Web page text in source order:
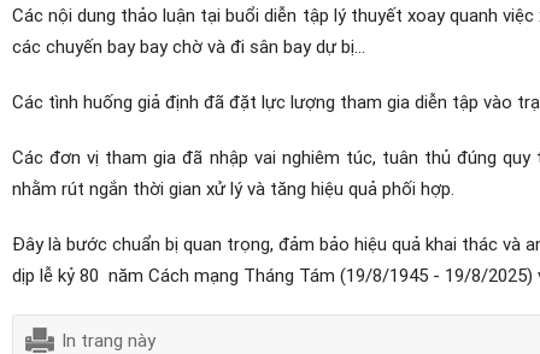
Các nội dung thảo luận tại buổi diễn tập lý thuyết xoay quanh
các chuyến bay bay chờ và đi sân bay dự bị...
Các tình huống giả định đã đặt lực lượng tham gia diễn tập vào
Các đơn vị tham gia đã nhập vai nghiêm túc, tuân thủ đúng
nhằm rút ngắn thời gian xử lý và tăng hiệu quả phối hợp.
Đây là bước chuẩn bị quan trọng, đảm bảo hiệu quả khai thác
dịp lễ kỷ 80 năm Cách mạng Tháng Tám (19/8/1945 - 19/8/
In trang này